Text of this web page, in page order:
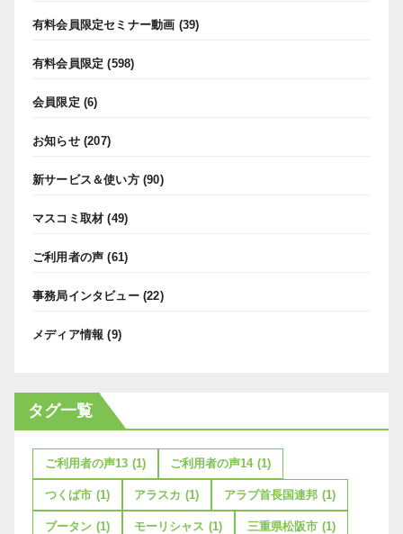
有料会員限定セミナー動画 (39)
有料会員限定 (598)
会員限定 (6)
お知らせ(207)
新サービス＆使い方(90)
マスコミ取材 (49)
ご利用者の声 (61)
事務局インタビュー(22)
メディア情報 (9)
タグ一覧
ご利用者の声13 (1) ご利用者の声14 (1)
つくば市 (1) アラスカ (1) アラブ首長国連邦 (1)
ブータン (1) モーリシャス (1) 三重県松阪市 (1)